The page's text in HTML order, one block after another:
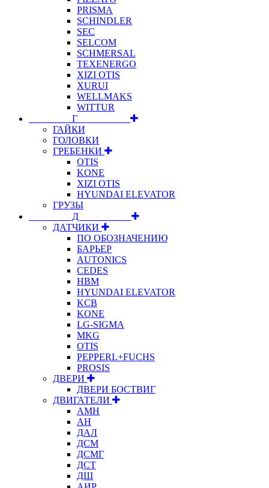
PRISMA
SCHINDLER
SEC
SELCOM
SCHMERSAL
TEXENERGO
XIZI OTIS
XURUI
WELLMAKS
WITTUR
⠀⠀⠀⠀⠀⠀Г⠀⠀⠀⠀⠀⠀⠀
ГАЙКИ
ГОЛОВКИ
ГРЕБЕНКИ
OTIS
KONE
XIZI OTIS
HYUNDAI ELEVATOR
ГРУЗЫ
⠀⠀⠀⠀⠀⠀Д⠀⠀⠀⠀⠀⠀⠀
ДАТЧИКИ
ПО ОБОЗНАЧЕНИЮ
БАРЬЕР
AUTONICS
CEDES
HBM
HYUNDAI ELEVATOR
KCB
KONE
LG-SIGMA
MKG
OTIS
PEPPERL+FUCHS
PROSIS
ДВЕРИ
ДВЕРИ БОСТВИГ
ДВИГАТЕЛИ
АМН
АН
ДАЛ
ДСМ
ДСМГ
ДСТ
ДШ